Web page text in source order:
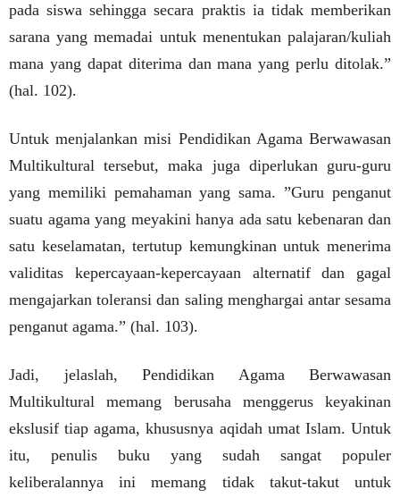
pada siswa sehingga secara praktis ia tidak memberikan
sarana yang memadai untuk menentukan palajaran/kuliah
mana yang dapat diterima dan mana yang perlu ditolak.”
(hal. 102).
Untuk menjalankan misi Pendidikan Agama Berwawasan
Multikultural tersebut, maka juga diperlukan guru-guru
yang memiliki pemahaman yang sama. ”Guru penganut
suatu agama yang meyakini hanya ada satu kebenaran dan
satu keselamatan, tertutup kemungkinan untuk menerima
validitas kepercayaan-kepercayaan alternatif dan gagal
mengajarkan toleransi dan saling menghargai antar sesama
penganut agama.” (hal. 103).
Jadi, jelaslah, Pendidikan Agama Berwawasan
Multikultural memang berusaha menggerus keyakinan
ekslusif tiap agama, khususnya aqidah umat Islam. Untuk
itu, penulis buku yang sudah sangat populer
keliberalannya ini memang tidak takut-takut untuk